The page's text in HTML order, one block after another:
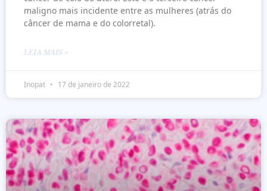
maligno mais incidente entre as mulheres (atrás do
câncer de mama e do colorretal).
LEIA MAIS »
Inopat 17 de janeiro de 2022